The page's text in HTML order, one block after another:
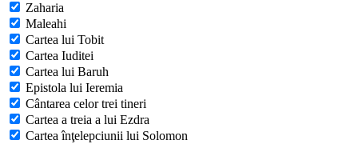
Zaharia
Maleahi
Cartea lui Tobit
Cartea Iuditei
Cartea lui Baruh
Epistola lui Ieremia
Cântarea celor trei tineri
Cartea a treia a lui Ezdra
Cartea înţelepciunii lui Solomon